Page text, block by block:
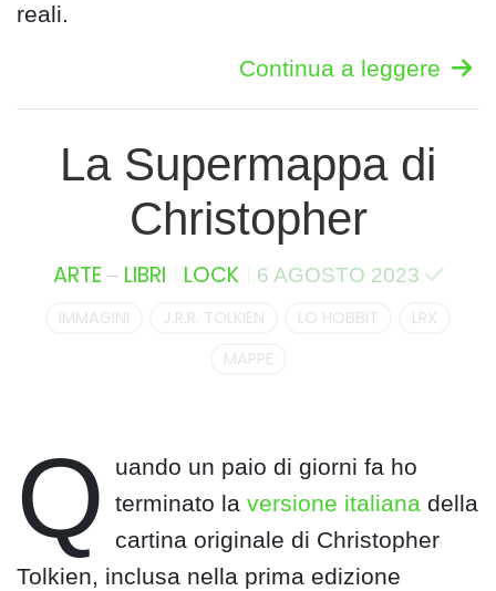
reali.
Continua a leggere
La Supermappa di
Christopher
ARTE– LIBRI LOCK 6 AGOSTO 2023
IMMAGINI J.R.R. TOLKIEN LO HOBBIT
LRX
MAPPE
Q
uando un paio di giorni fa ho
terminato laversione italiana della
cartina originale di Christopher
Tolkien, inclusa nella prima edizione